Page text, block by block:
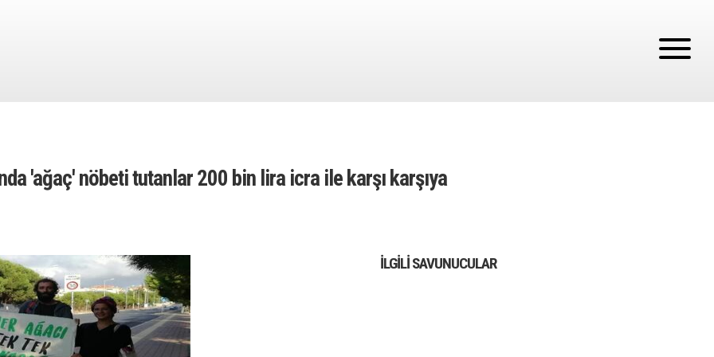
'ağaç' nöbeti tutanlar 200 bin lira icra ile karşı karşıya
İLGILI SAVUNUCULAR